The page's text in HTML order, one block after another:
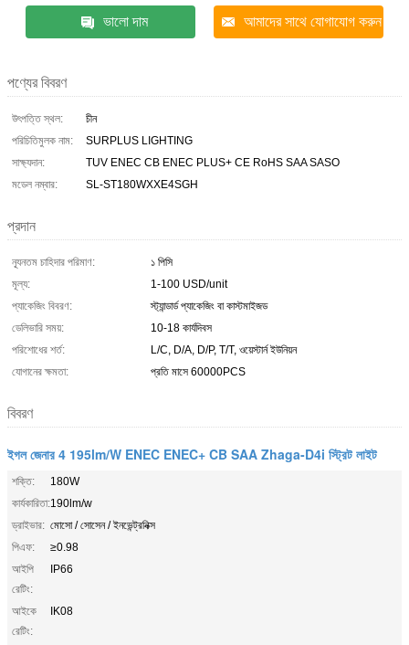
ভালো দাম আমাদের সাথে যোগাযোগ করুন
পণ্যের বিবরণ
উৎপত্তি স্থল:
চীন
পরিচিতিমুলক নাম:
SURPLUS LIGHTING
সাক্ষ্যদান:
TUV ENEC CB ENEC PLUS+ CE RoHS SAA SASO
মডেল নম্বার:
SL-ST180WXXE4SGH
প্রদান
ন্যূনতম চাহিদার পরিমাণ:
১ পিসি
মূল্য:
1-100 USD/unit
প্যাকেজিং বিবরণ:
স্ট্যান্ডার্ড প্যাকেজিং বা কাস্টমাইজড
ডেলিভারি সময়:
10-18 কার্যদিবস
পরিশোধের শর্ত:
L/C, D/A, D/P, T/T, ওয়েস্টার্ন ইউনিয়ন
যোগানের ক্ষমতা:
প্রতি মাসে 60000PCS
বিবরণ
ইগল জেনার 4 195lm/W ENEC ENEC+ CB SAA Zhaga-D4i স্ট্রিট লাইট
শক্তি:
180W
কার্যকারিতা:190lm/w
ড্রাইভার: মোসো / সোসেন / ইনভেন্ট্রনিক্স
পিএফ:
≥0.98
আইপি
রেটিং:
IP66
আইকে
রেটিং:
IK08